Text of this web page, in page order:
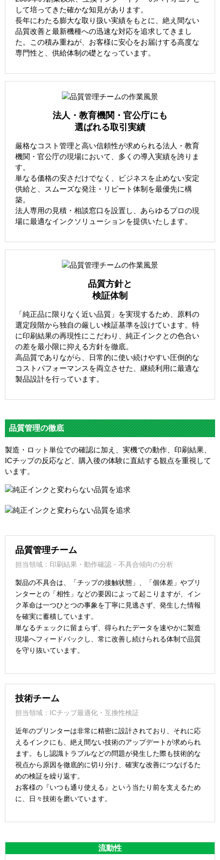
して培ってきた確かな知見があります。
長年にわたる膨大な取り扱い実績をもとに、絶え間ない
品質改善と最新機種への迅速な対応を追求してきまし
た。この積み重ねが、お客様に安心をお届けする高度な
専門性と、供給体制の礎となっています。
法人・教育機関・官公庁にも
選ばれる取引実績
厳格なコスト管理と高い信頼性が求められる法人・教育
機関・官公庁の現場において、多くの導入実績を誇りま
す。
単なる価格の安さだけでなく、ビジネスを止めない安定
供給と、スムーズな発注・リピート体制を最優先に構
築。
法人専用の見積・相談窓口を設置し、あらゆるプロの現
場に最適なインクソリューションを提供いたします。
品質方針と
検証体制
「純正品に限りなく近い品質」を実現するため、原料の
選定段階から独自の厳しい検証基準を設けています。特
に印刷結果の再現性にこだわり、純正インクとの色合い
の差を最小限に抑える方針を徹底。
高品質でありながら、日常的に使い続けやすい圧倒的な
コストパフォーマンスを両立させた、継続利用に最適な
製品設計を行っています。
品質管理の徹底
製造・ロット単位での確認に加え、実機での動作、印刷結果、
ICチップの反応など、購入後の体験に直結する観点を重視して
います。
品質管理チーム
担当領域：印刷結果・動作確認・不具合傾向の分析
製品の不具合は、「チップの接触状態」、「個体差」やプリ
ンターとの「相性」などの要因によって起こりますが、イン
ク革命は一つひとつの事象を丁寧に見逃さず、発生した情報
を確実に蓄積しています。
単なるチェックに留まらず、得られたデータを速やかに製造
現場へフィードバックし、常に改善し続けられる体制で品質
を守り抜いています。
技術チーム
担当領域：ICチップ最適化・互換性検証
近年のプリンターは非常に精密に設計されており、それに応
えるインクにも、絶え間ない技術のアップデートが求められ
ます。もし認識トラブルなどの問題が発生した際も技術的な
視点から原因を徹底的に切り分け、確実な改善につなげるた
めの検証を繰り返す。
お客様の『いつも通り使える』という当たり前を支えるため
に、日々技術を磨いています。
流動性